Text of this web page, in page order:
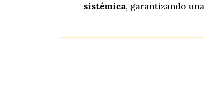
sistémica, garantizando